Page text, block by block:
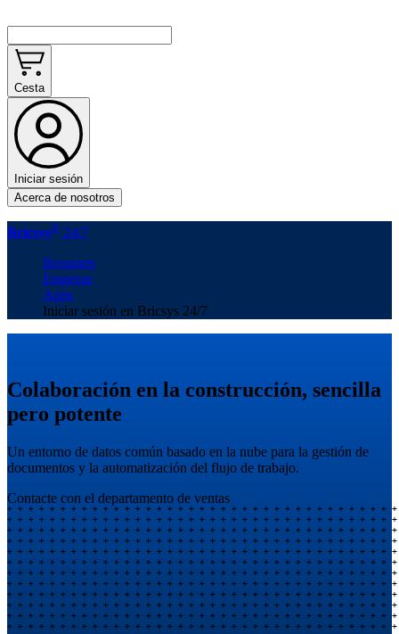
Cesta
Iniciar sesión
Acerca de nosotros
Bricsys® 24/7
Resumen
Empezar
Apps
Iniciar sesión en Bricsys 24/7
Colaboración en la construcción, sencilla
pero potente
Un entorno de datos común basado en la nube para la gestión de
documentos y la automatización del flujo de trabajo.
Contacte con el departamento de ventas